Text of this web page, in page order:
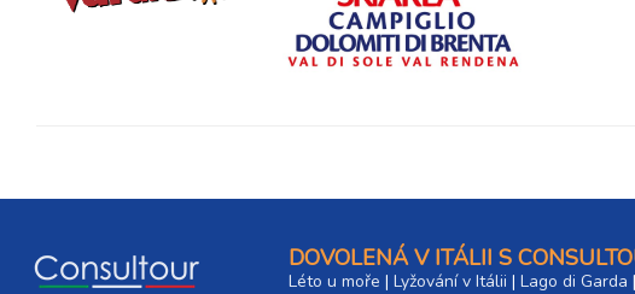
DOVOLENÁ V ITÁLII S
Léto u moře | Lyžování v Itálii | Lago di Garda |